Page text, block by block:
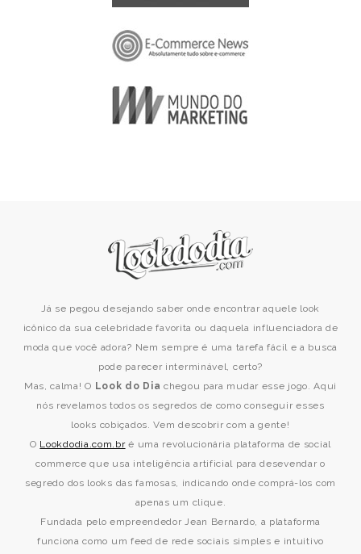
Já se pegou desejando saber onde encontrar aquele look
icônico da sua celebridade favorita ou daquela influenciadora de
moda que você adora? Nem sempre é uma tarefa fácil e a busca
pode parecer interminável, certo?
Mas, calma! O Look do Dia chegou para mudar esse jogo. Aqui
nós revelamos todos os segredos de como conseguir esses
looks cobiçados. Vem descobrir com a gente!
O Lookdodia.com.bré uma revolucionária plataforma de social
commerce que usa inteligência artificial para desevendar o
segredo dos looks das famosas, indicando onde comprá-los com
apenas um clique.
Fundada pelo empreendedor Jean Bernardo, a plataforma
funciona como um feed de rede sociais simples e intuitivo